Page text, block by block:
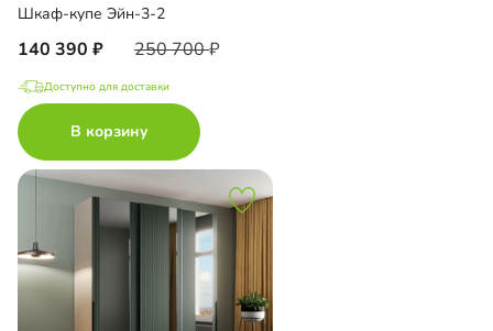
Шкаф-купе Эйн-3-2
140 390 250 700
Доступно для доставки
В корзину